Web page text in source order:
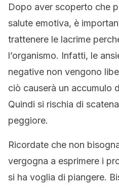
Dopo aver scoperto che
salute emotiva, è
trattenere le lacrime
l’organismo. Infatti, le
negative non vengono
ciò causerà un accumulo
Quindi si rischia di
peggiore.
Ricordate che non
vergogna a esprimere i
si ha voglia di piangere.